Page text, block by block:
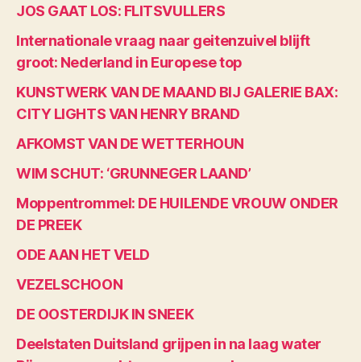
JOS GAAT LOS: FLITSVULLERS
Internationale vraag naar geitenzuivel blijft
groot: Nederland in Europese top
KUNSTWERK VAN DE MAAND BIJ GALERIE BAX:
CITY LIGHTS VAN HENRY BRAND
AFKOMST VAN DE WETTERHOUN
WIM SCHUT: ‘GRUNNEGER LAAND’
Moppentrommel: DE HUILENDE VROUW ONDER
DE PREEK
ODE AAN HET VELD
VEZELSCHOON
DE OOSTERDIJK IN SNEEK
Deelstaten Duitsland grijpen in na laag water